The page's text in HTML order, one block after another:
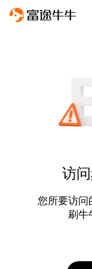
访
您所要访问
刷牛